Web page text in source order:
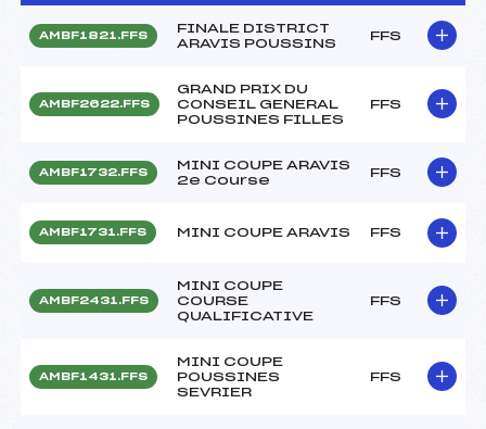
AMBF1821.FFS
FINALE DISTRICT
ARAVIS POUSSINS
FFS
AMBF2622.FFS
GRAND PRIX DU
CONSEIL GENERAL
POUSSINES FILLES
FFS
AMBF1732.FFS
MINI COUPE ARAVIS
2e Course
FFS
AMBF1731.FFS MINI COUPE ARAVIS FFS
AMBF2431.FFS
MINI COUPE
COURSE
QUALIFICATIVE
FFS
AMBF1431.FFS
MINI COUPE
POUSSINES
SEVRIER
FFS